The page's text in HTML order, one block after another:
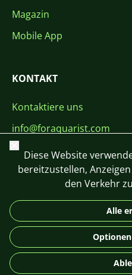
Magazin
Mobile App
KONTAKT
Kontaktiere uns
info@foraquarist.com
+420 603 449 602
Schließen
Diese Website
bereitzustellen,
den Verkehr
Alle